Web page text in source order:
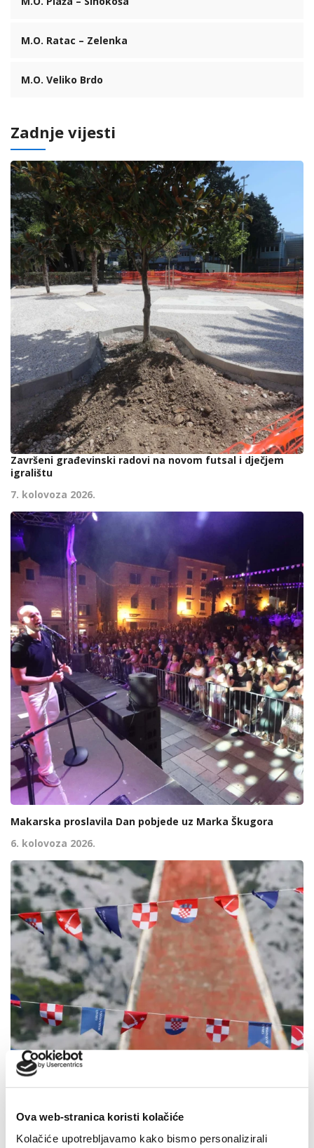
Ova web-stranica koristi kolačiće
Kolačiće upotrebljavamo kako bismo personalizirali
M.O. Ratac – Zelenka
M.O. Veliko Brdo
Zadnje vijesti
Završeni građevinski radovi na novom futsal i dječjem
igralištu
7. kolovoza 2026.
Makarska proslavila Dan pobjede uz Marka Škugora
6. kolovoza 2026.